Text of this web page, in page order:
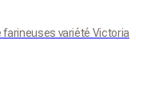
farineuses variété Victoria